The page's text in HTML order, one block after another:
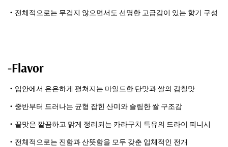
・전체적으로는 무겁지 않으면서도 선명한 고급감이 있는 향기 구성
-Flavor
・입안에서 은은하게 펼쳐지는 마일드한 단맛과 쌀의 감칠맛
・중반부터 드러나는 균형 잡힌 산미와 슬림한 쌀 구조감
・끝맛은 깔끔하고 맑게 정리되는 카라구치 특유의 드라이 피니시
・전체적으로는 진함과 산뜻함을 모두 갖춘 입체적인 전개